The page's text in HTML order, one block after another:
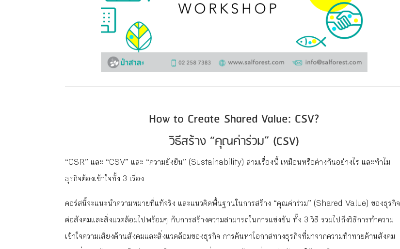
How to Create Shared Value: CSV?
วิธีสร้าง “คุณค่าร่วม” (CSV)
“CSR” และ “CSV” และ “ความยั่งยืน” (Sustainability) สามเรื่องนี้ เหมือนหรือต่างกันอย่างไร และทำไม
ธุรกิจต้องเข้าใจทั้ง 3 เรื่อง
คอร์สนี้จะแนะนำความหมายที่แท้จริง และแนวคิดพื้นฐานในการสร้าง “คุณค่าร่วม” (Shared Value) ของธุรกิจ
ต่อสังคมและสิ่งแวดล้อมไปพร้อมๆ กับการสร้างความสามารถในการแข่งขัน ทั้ง 3 วิธี รวมไปถึงวิธีการทำความ
เข้าใจความเสี่ยงด้านสังคมและสิ่งแวดล้อมของธุรกิจ การค้นหาโอกาสทางธุรกิจที่มาจากความท้าทายด้านสังคม